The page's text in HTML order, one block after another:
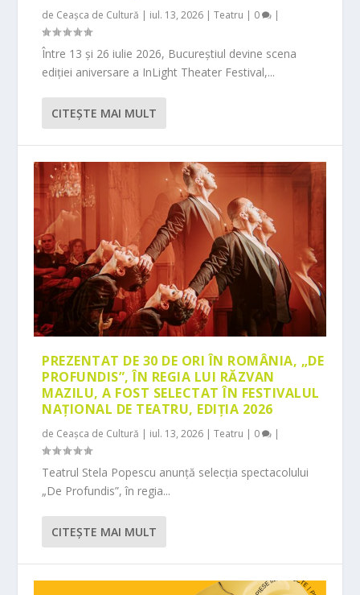
de Ceașca de Cultură | iul. 13, 2026 |Teatru | 0 |
Între 13 și 26 iulie 2026, Bucureștiul devine scena
ediției aniversare a InLight Theater Festival,...
CITEŞTE MAI MULT
PREZENTAT DE 30 DE ORI ÎN ROMÂNIA, „DE
PROFUNDIS”, ÎN REGIA LUI RĂZVAN
MAZILU, A FOST SELECTAT ÎN FESTIVALUL
NAȚIONAL DE TEATRU, EDIȚIA 2026
de Ceașca de Cultură | iul. 13, 2026 |Teatru | 0 |
Teatrul Stela Popescu anunță selecția spectacolului
„De Profundis”, în regia...
CITEŞTE MAI MULT